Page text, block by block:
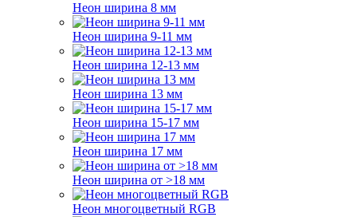
Неон ширина 8 мм
Неон ширина 9-11 мм
Неон ширина 12-13 мм
Неон ширина 13 мм
Неон ширина 15-17 мм
Неон ширина 17 мм
Неон ширина от >18 мм
Неон многоцветный RGB